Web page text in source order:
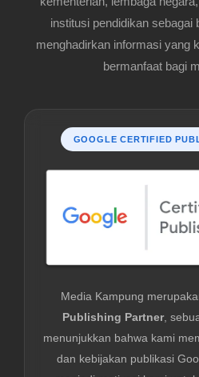
institusi pendidikan sebagai
menghadirkan informasi yang
bermanfaat bagi
GOOGLE CERTIFIED
Media Kampung
Publishing Partner,
menunjukkan bahwa kami
dan kebijakan publikasi